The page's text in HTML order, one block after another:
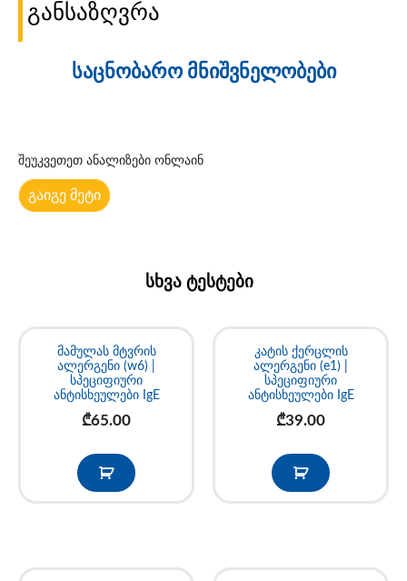
განსაზღვრა
საცნობარო მნიშვნელობები
შეუკვეთეთ ანალიზები ონლაინ
გაიგე მეტი
სხვა ტესტები
მამულას მტვრის
ალერგენი (w6) |
სპეციფიური
ანტისხეულები IgE
₾65.00
კატის ქერცლის
ალერგენი (e1) |
სპეციფიური
ანტისხეულები IgE
₾39.00